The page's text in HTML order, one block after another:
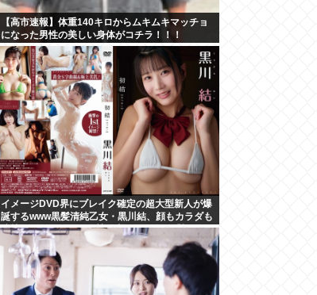
【高市速報】体重140キロからムキムキマッチョ
になった男性の美しい身体がコチラ！！！
イメージDVD界にブレイク確定の超大型新人が爆
誕するwww黒髪清純乙女・黒川結、顔もカラダも
演技もIVファンから絶賛の嵐！！処女作「初結」
の動画＆画像まとめ！！